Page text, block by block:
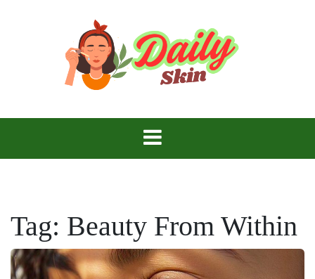
Daily Skin
Tag: Beauty From Within